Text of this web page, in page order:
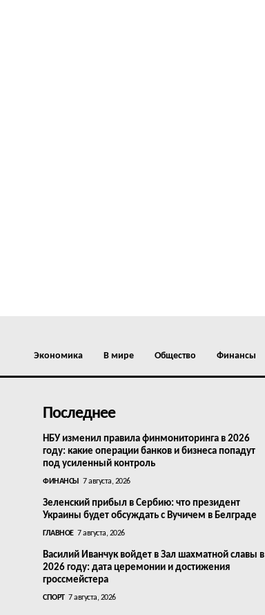
Экономика В мире Общество Финансы
Последнее
НБУ изменил правила финмониторинга в 2026
году: какие операции банков и бизнеса попадут
под усиленный контроль
ФИНАНСЫ 7 августа, 2026
Зеленский прибыл в Сербию: что президент
Украины будет обсуждать с Вучичем в Белграде
ГЛАВНОЕ 7 августа, 2026
Василий Иванчук войдет в Зал шахматной славы в
2026 году: дата церемонии и достижения
гроссмейстера
СПОРТ 7 августа, 2026